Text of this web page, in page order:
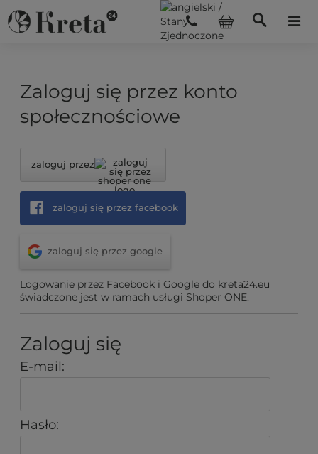
Zaloguj się przez konto
społecznościowe
zaloguj przez
zaloguj się przez facebook
zaloguj się przez google
Logowanie przez Facebook i Google do kreta24.eu
świadczone jest w ramach usługi Shoper ONE.
Zaloguj się
E-mail:
Hasło: